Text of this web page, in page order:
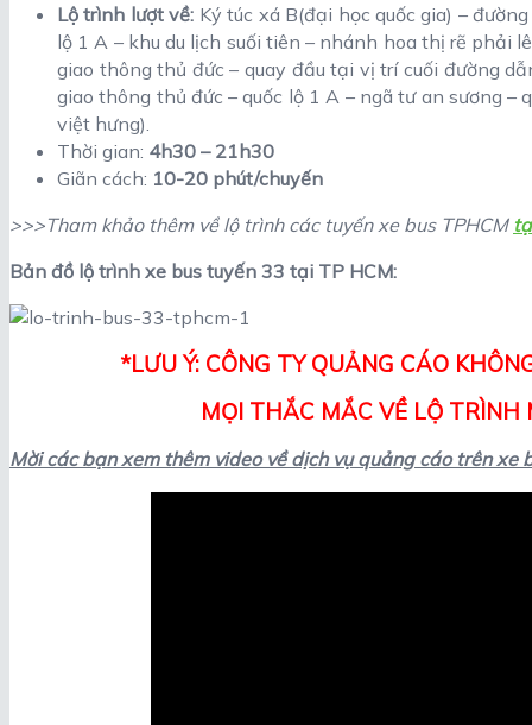
Lộ trình lượt về: Ký túc xá B(đại học quốc gia) –
lộ 1 A – khu du lịch suối tiên – nhánh hoa thị rẽ phải
giao thông thủ đức – quay đầu tại vị trí cuối đường
giao thông thủ đức – quốc lộ 1 A – ngã tư an sương –
việt hưng).
Thời gian: 4h30 – 21h30
Giãn cách: 10-20 phút/chuyến
>>>Tham khảo thêm về lộ trình các tuyến xe bus TPHCM
Bản đồ lộ trình xe bus tuyến 33 tại TP HCM:
*LƯU Ý: CÔNG TY QUẢNG CÁO
MỌI THẮC MẮC VỀ LỘ TRÌNH
Mời các bạn xem thêm video về dịch vụ quảng cáo trên xe